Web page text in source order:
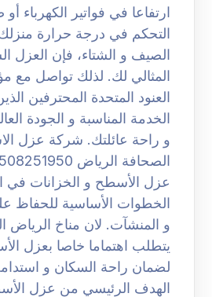
ارتفاعا في فواتير الكهرباء
التحكم في درجة حرارة
الصيف و الشتاء، فإن
المثالي لك. لذلك تواصل
العنود المتحدة المحترفين
الخدمة المناسبة و الجودة
و راحة عائلتك. شركة عزل
عزل الأسطح و الخزانات في
الخطوات الأساسية للحفاظ
و المنشآت. لان مناخ الرياض
يتطلب اهتماما خاصا بعزل
لضمان راحة السكان و
الهدف الرئيسي من عزل